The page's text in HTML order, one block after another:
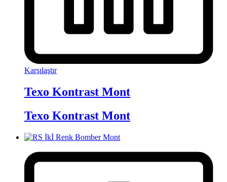
Karşılaştır
Texo Kontrast Mont
Texo Kontrast Mont